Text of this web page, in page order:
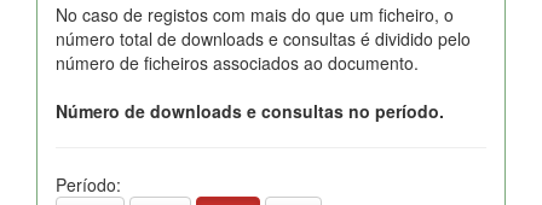
No caso de registos com mais do que um ficheiro, o
número total de downloads e consultas é dividido pelo
número de ficheiros associados ao documento.
Número de downloads e consultas no período.
Período: